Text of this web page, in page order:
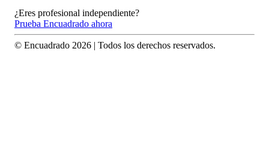
¿Eres profesional independiente?
Prueba Encuadrado ahora
© Encuadrado 2026 | Todos los derechos reservados.